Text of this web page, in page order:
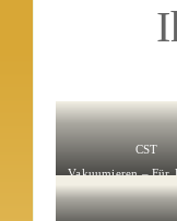
CST
Vakuumieren – Für
Köche